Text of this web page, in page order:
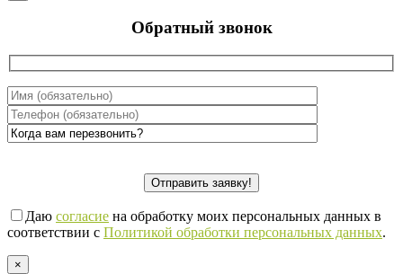
Обратный звонок
Даю согласие на обработку моих персональных данных в
соответствии с Политикой обработки персональных данных.
×